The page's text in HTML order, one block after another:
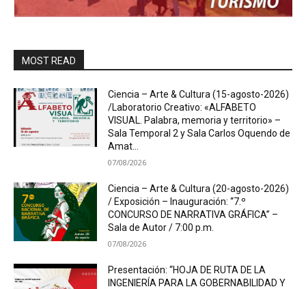
MOST READ
Ciencia – Arte & Cultura (15-agosto-2026)
/Laboratorio Creativo: «ALFABETO
VISUAL. Palabra, memoria y territorio» –
Sala Temporal 2 y Sala Carlos Oquendo de
Amat...
07/08/2026
Ciencia – Arte & Cultura (20-agosto-2026)
/ Exposición – Inauguración: “7.º
CONCURSO DE NARRATIVA GRÁFICA” –
Sala de Autor / 7:00 p.m.
07/08/2026
Presentación: “HOJA DE RUTA DE LA
INGENIERÍA PARA LA GOBERNABILIDAD Y